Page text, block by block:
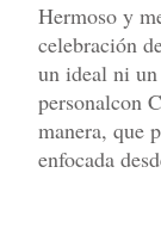
Hermoso y
celebración
un ideal ni
personalcon
manera, que
enfocada